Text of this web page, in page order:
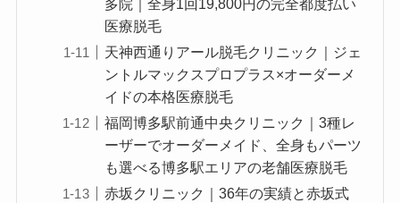
多院｜全身1回19,800円の完全都度払い
医療脱毛
天神西通りアール脱毛クリニック｜ジェ
ントルマックスプロプラス×オーダーメ
イドの本格医療脱毛
福岡博多駅前通中央クリニック｜3種レ
ーザーでオーダーメイド、全身もパーツ
も選べる博多駅エリアの老舗医療脱毛
赤坂クリニック｜36年の実績と赤坂式